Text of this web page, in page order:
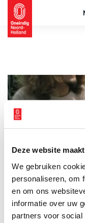
Deze website
We gebruiken
personaliseren, om
en om ons
informatie over uw
partners voor
In de jaren zestig en
oostwaarts. De een
spiritualiteit van
Afghanistan. Maar
een uitvlucht uit de
groeide de Hippie